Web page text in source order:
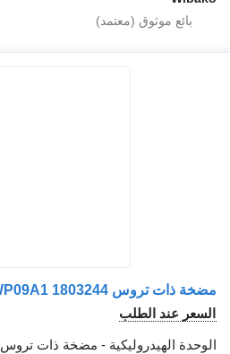
مضخة ذات تروس Haldex WP09A1 1803244
السعر عند الطلب
الوحدة الهيدروليكية - مضخة ذات تروس